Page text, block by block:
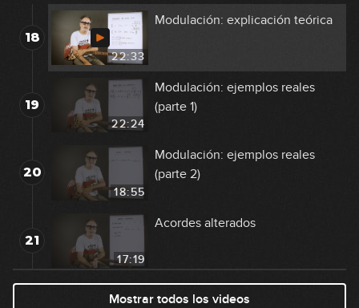
18
22:33
Modulación: explicación teórica
19
22:24
Modulación: ejemplos reales
(parte 1)
20
18:55
Modulación: ejemplos reales
(parte 2)
21
17:19
Acordes alterados
Resolución del tritono
Mostrar todos los videos